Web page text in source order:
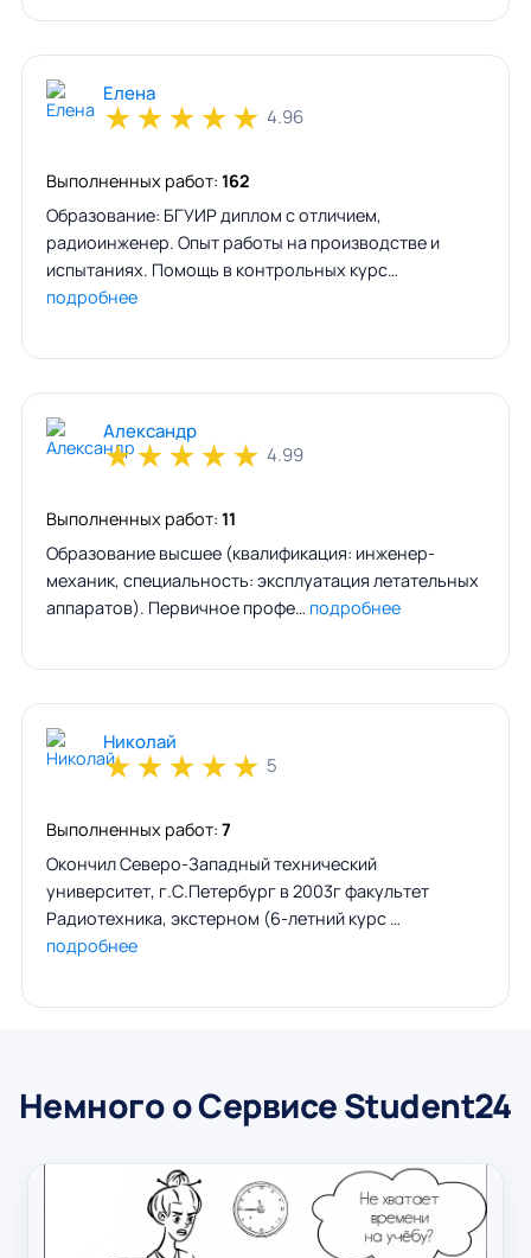
Елена
★★★★★ 4.96
Выполненных работ: 162
Образование: БГУИР диплом с отличием,
радиоинженер. Опыт работы на производстве и
испытаниях. Помощь в контрольных курс…
подробнее
Александр
★★★★★ 4.99
Выполненных работ: 11
Образование высшее (квалификация: инженер-
механик, специальность: эксплуатация летательных
аппаратов). Первичное профе… подробнее
Николай
★★★★★ 5
Выполненных работ: 7
Окончил Северо-Западный технический
университет, г.С.Петербург в 2003г факультет
Радиотехника, экстерном (6-летний курс …
подробнее
Немного о Сервисе Student24